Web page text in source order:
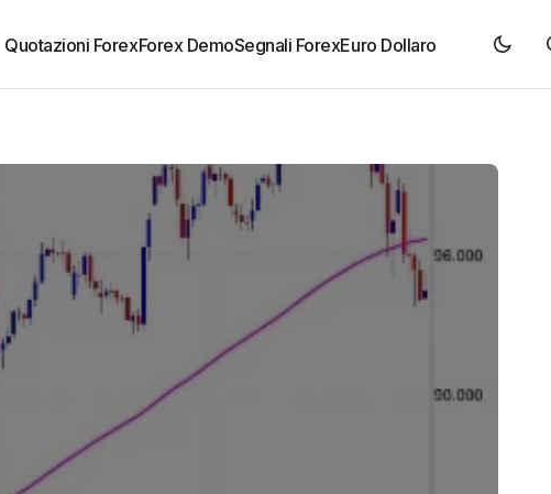
Quotazioni ForexForex DemoSegnali ForexEuro Dollaro